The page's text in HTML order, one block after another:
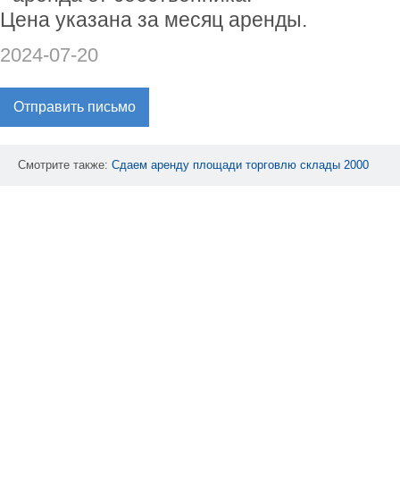
Цена указана за месяц аренды.
2024-07-20
Отправить письмо
Смотрите также: Сдаем аренду площади торговлю склады 2000